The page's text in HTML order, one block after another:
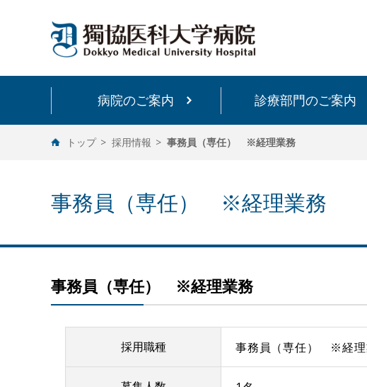
病院のご案内 診療部門のご案内
トップ 採用情報 事務員（専任） ※経理業務
事務員（専任） ※経理業務
事務員（専任） ※経理業務
採用職種 事務員（専任） ※経理